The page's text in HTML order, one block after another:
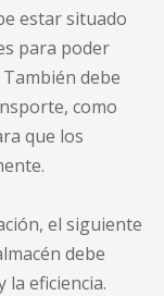
estar situado
para poder
debe
como
que los
el siguiente
debe
la eficiencia.